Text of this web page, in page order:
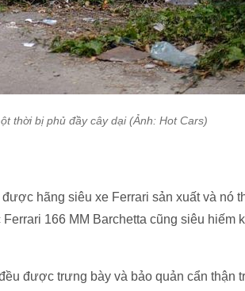
thời bị phủ đầy cây dại (Ảnh: Hot Cars)
hãng siêu xe Ferrari sản xuất và nó
166 MM Barchetta cũng siêu hiếm
được trưng bày và bảo quản cẩn thận